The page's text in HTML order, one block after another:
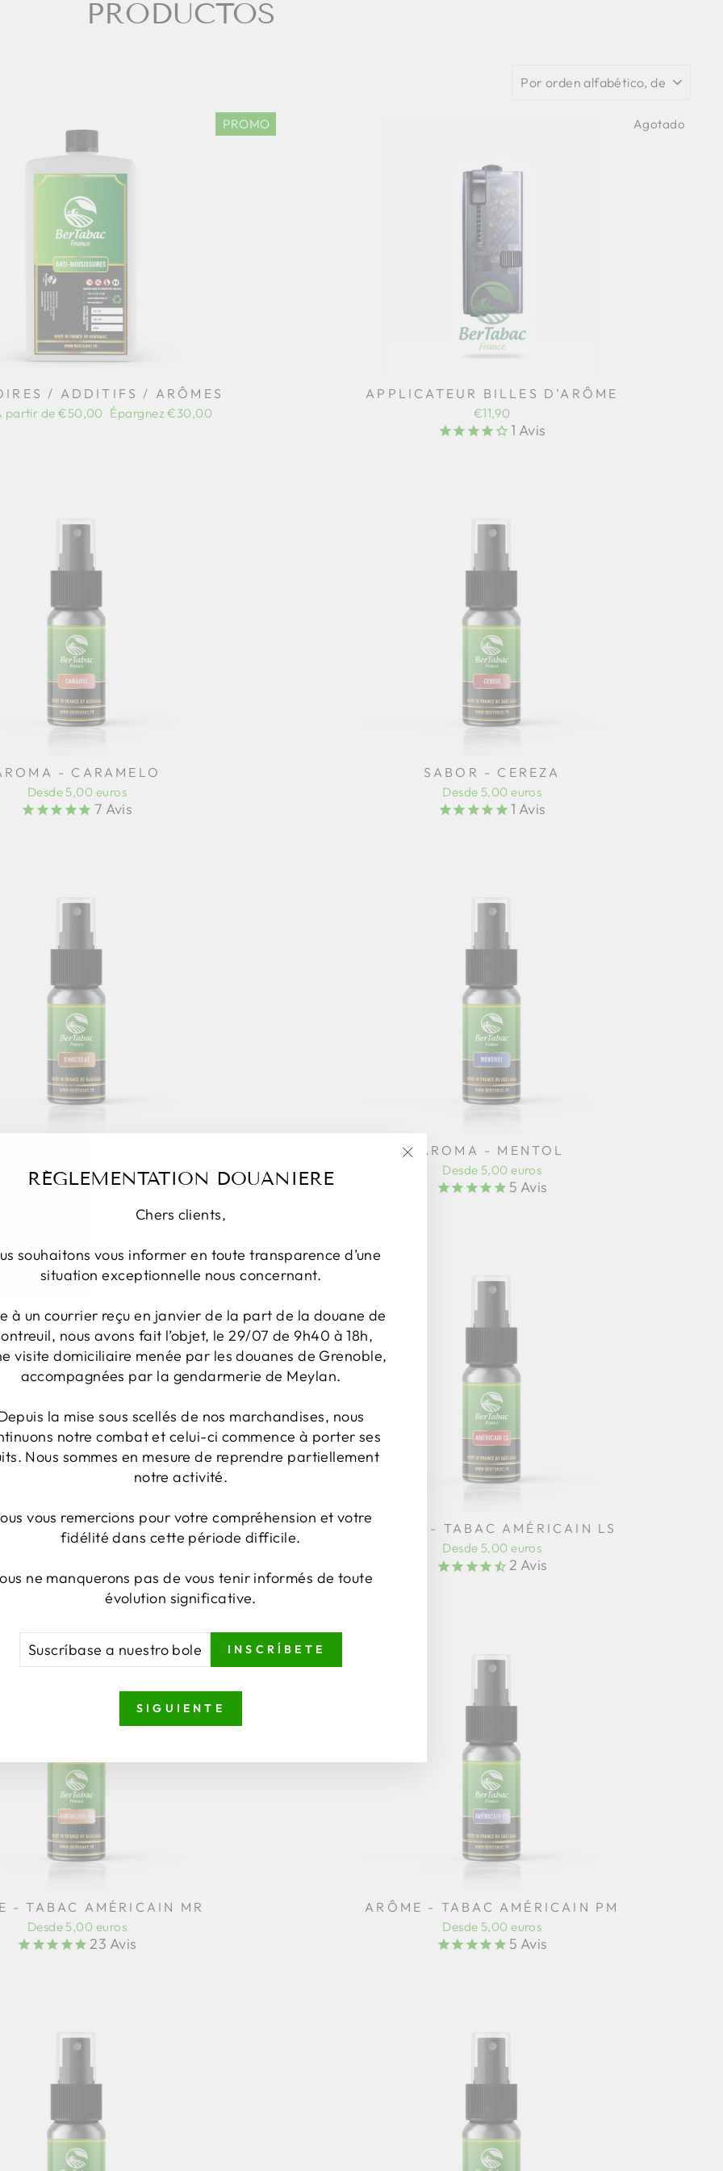
RÉGLEMENTATION DOUANIERE
Chers clients,
souhaitons vous informer en toute transparence d’une
situation exceptionnelle nous concernant.
à un courrier reçu en janvier de la part de la douane de
nous avons fait l’objet, le 29/07 de 9h40 à 18h,
visite domiciliaire menée par les douanes de Grenoble,
accompagnées par la gendarmerie de Meylan.
la mise sous scellés de nos marchandises, nous
notre combat et celui-ci commence à porter ses
Nous sommes en mesure de reprendre partiellement
notre activité.
vous remercions pour votre compréhension et votre
fidélité dans cette période difficile.
ne manquerons pas de vous tenir informés de toute
évolution significative.
INSCRÍBETE
SIGUIENTE
"Cerrar
(Esc)"
PRODUCTOS
PROMO
/ ADDITIFS / ARÔMES
partir de €50,00 Épargnez €30,00
Agotado
APPLICATEUR BILLES D’ARÔME
€11,90
1 Avis
- CARAMELO
Desde 5,00 euros
7 Avis
SABOR - CEREZA
Desde 5,00 euros
1 Avis
Desde 5,00 euros
7Avis
AROMA - MENTOL
Desde 5,00 euros
5 Avis
- TABAC AMÉRICAIN C
Desde 5,00 euros
ARÔME - TABAC AMÉRICAIN LS
Desde 5,00 euros
2 Avis
- TABAC AMÉRICAIN MR
Desde 5,00 euros
23 Avis
ARÔME - TABAC AMÉRICAIN PM
Desde 5,00 euros
5 Avis